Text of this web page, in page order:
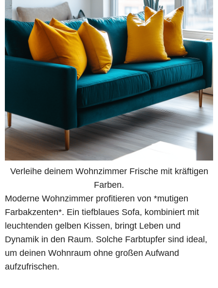
Verleihe deinem Wohnzimmer Frische mit kräftigen
Farben.
Moderne Wohnzimmer profitieren von *mutigen
Farbakzenten*. Ein tiefblaues Sofa, kombiniert mit
leuchtenden gelben Kissen, bringt Leben und
Dynamik in den Raum. Solche Farbtupfer sind ideal,
um deinen Wohnraum ohne großen Aufwand
aufzufrischen.